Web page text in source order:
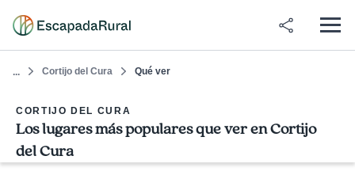
... Cortijo del Cura Qué ver
CORTIJO DEL CURA
Los lugares más populares que ver en Cortijo
del Cura